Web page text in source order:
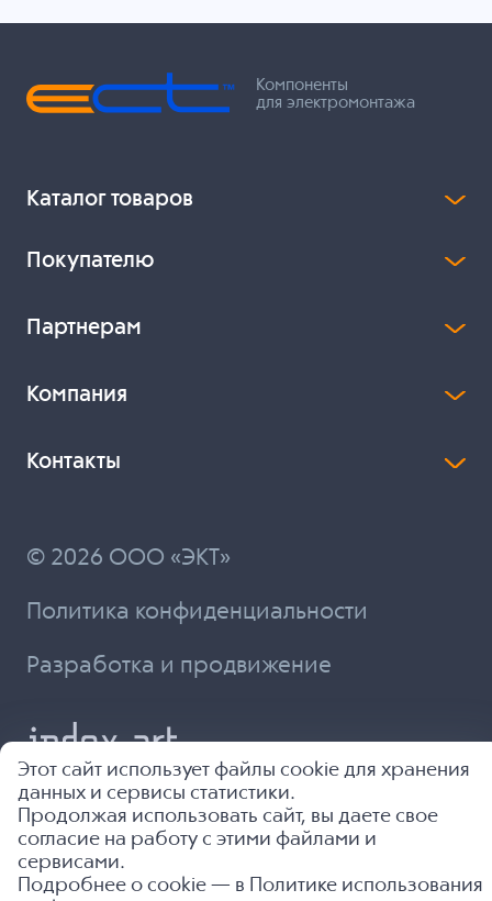
Компоненты
для электромонтажа
Каталог товаров
Покупателю
Партнерам
Компания
Контакты
© 2026 ООО «ЭКТ»
Политика конфиденциальности
Разработка и продвижение
Этот сайт использует файлы cookie для хранения
данных и сервисы статистики.
Продолжая использовать сайт, вы даете свое
согласие на работу с этими файлами и
сервисами.
Подробнее о cookie — в
Политике использования